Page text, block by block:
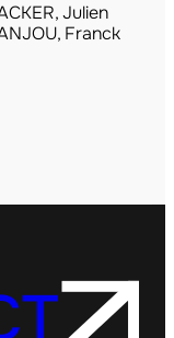
Julien
Franck